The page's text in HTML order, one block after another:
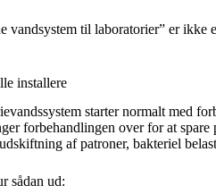
vandsystem til laboratorier” er
installere
starter normalt med
forbehandlingen over for at spare
af patroner, bakteriel
sådan ud: